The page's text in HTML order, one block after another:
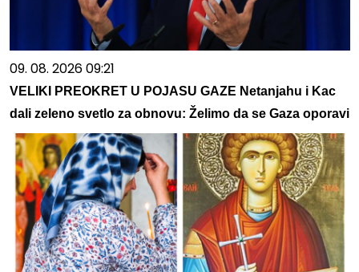
09. 08. 2026 09:21
VELIKI PREOKRET U POJASU GAZE Netanjahu i Kac
dali zeleno svetlo za obnovu: Želimo da se Gaza oporavi